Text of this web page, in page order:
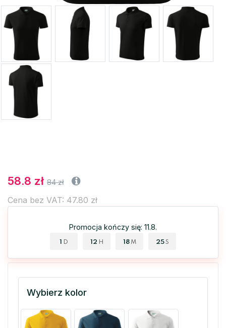
58.8 zł 84 zł
Cena bez VAT: 47.80 zł
Promocja kończy się: 11.8.
1 D 12 H 18 M 25 S
Wybierz kolor